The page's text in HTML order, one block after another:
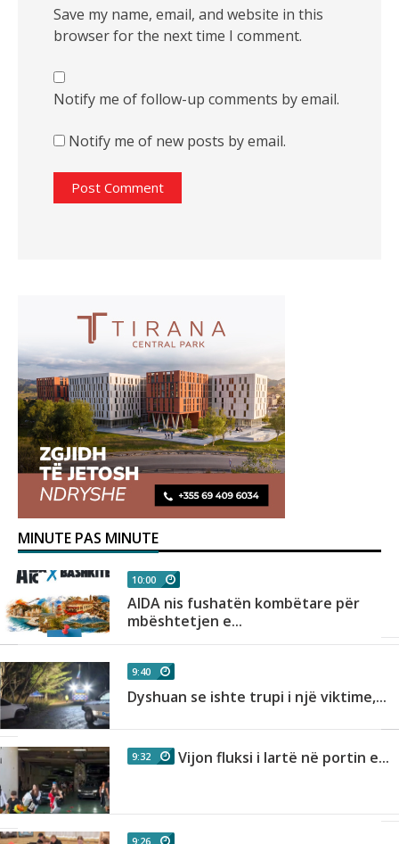
Save my name, email, and website in this
browser for the next time I comment.
Notify me of follow-up comments by email.
Notify me of new posts by email.
MINUTE PAS MINUTE
10:00
AIDA nis fushatën kombëtare për
mbështetjen e...
9:40
Dyshuan se ishte trupi i një viktime,...
9:32 Vijon fluksi i lartë në portin e...
9:26